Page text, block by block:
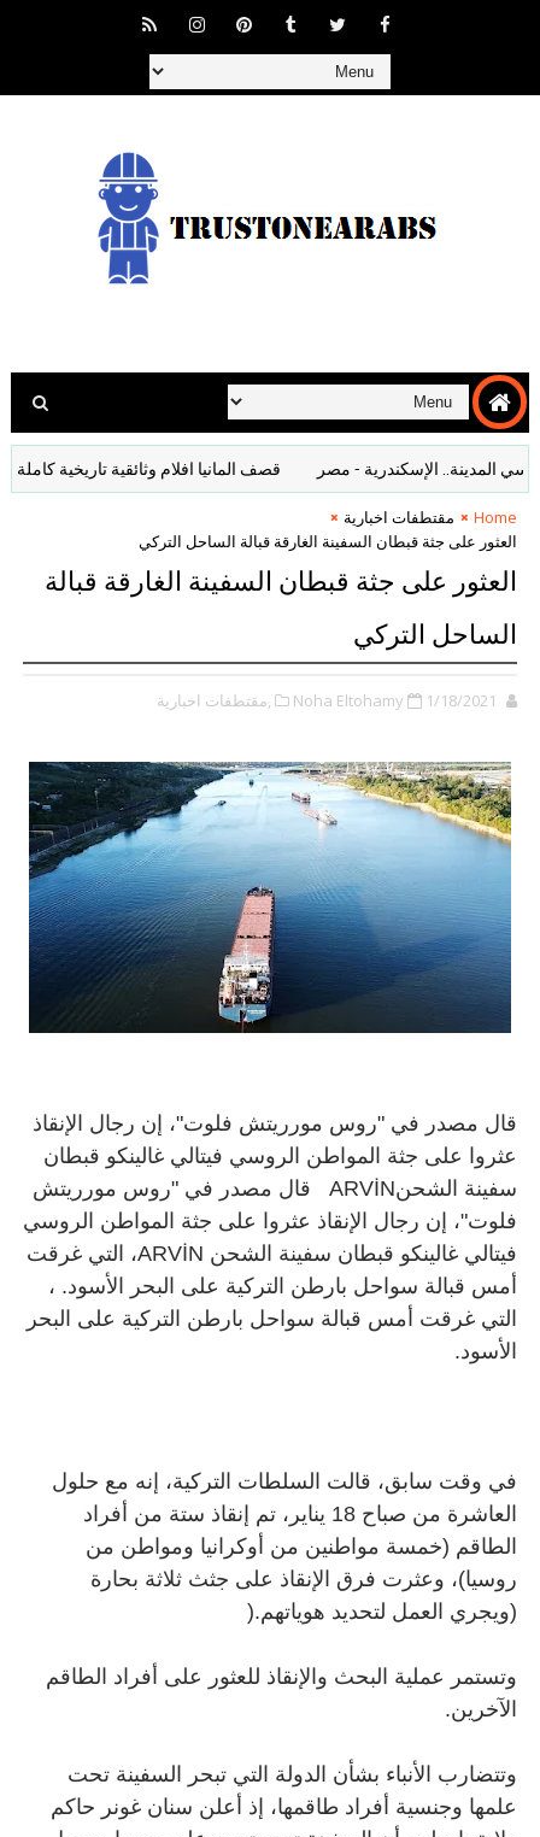
الإسكندرية - مصر قصف المانيا افلام وثائقية تاريخية كاملة
Home
مقتطفات اخبارية
العثور على جثة قبطان السفينة الغارقة قبالة الساحل التركي
العثور على جثة قبطان السفينة الغارقة قبالة
الساحل التركي
Noha Eltohamy 1/18/2021 ,مقتطفات اخبارية
قال مصدر في "روس مورريتش فلوت"، إن رجال الإنقاذ
عثروا على جثة المواطن الروسي فيتالي غالينكو قبطان
سفينة الشحنARVİN
قال مصدر في "روس مورريتش
فلوت"، إن رجال الإنقاذ عثروا على جثة المواطن الروسي
فيتالي غالينكو قبطان سفينة الشحن ARVİN، التي غرقت
أمس قبالة سواحل بارطن التركية على البحر الأسود. ،
التي غرقت أمس قبالة سواحل بارطن التركية على البحر
الأسود.
في وقت سابق، قالت السلطات التركية، إنه مع حلول
العاشرة من صباح 18 يناير، تم إنقاذ ستة من أفراد
الطاقم (خمسة مواطنين من أوكرانيا ومواطن من
روسيا)، وعثرت فرق الإنقاذ على جثث ثلاثة بحارة
(ويجري العمل لتحديد هوياتهم).
وتستمر عملية البحث والإنقاذ للعثور على أفراد الطاقم
الآخرين.
وتتضارب الأنباء بشأن الدولة التي تبحر السفينة تحت
علمها وجنسية أفراد طاقمها، إذ أعلن سنان غونر حاكم